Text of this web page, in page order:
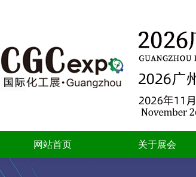
网站首页 关于展会